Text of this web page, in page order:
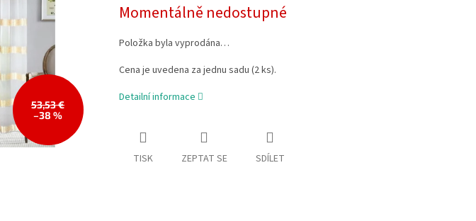
53,53 €
–38 %
Momentálně nedostupné
Položka byla vyprodána…
Cena je uvedena za jednu sadu (2 ks).
Detailní informace
TISK ZEPTAT SE SDÍLET